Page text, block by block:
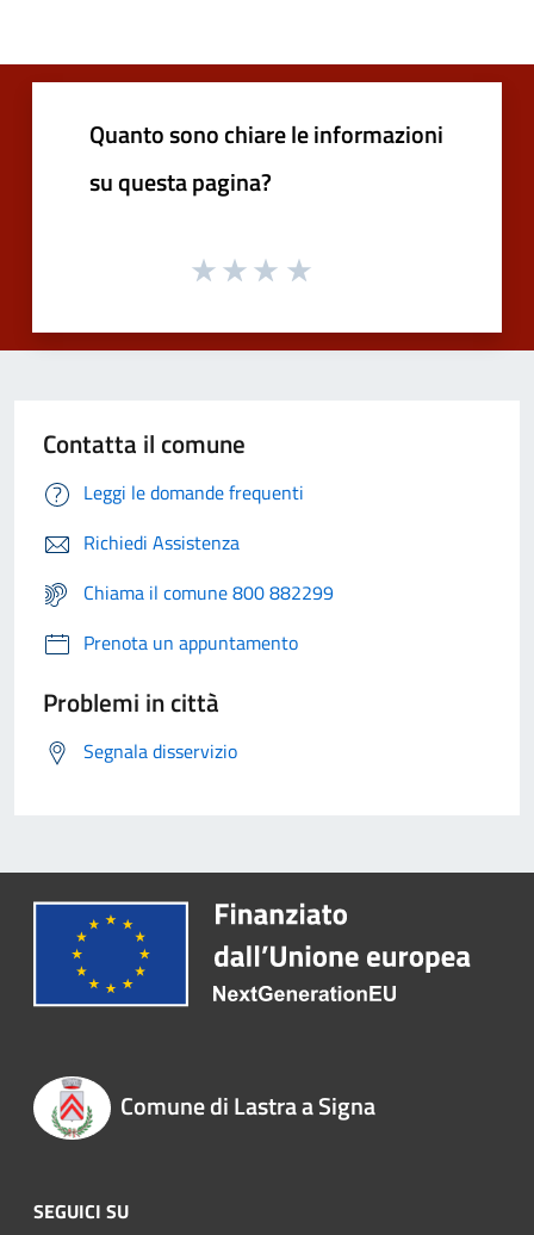
Quanto sono chiare le informazioni
su questa pagina?
Contatta il comune
Leggi le domande frequenti
Richiedi Assistenza
Chiama il comune 800 882299
Prenota un appuntamento
Problemi in città
Segnala disservizio
Comune di Lastra a Signa
SEGUICI SU